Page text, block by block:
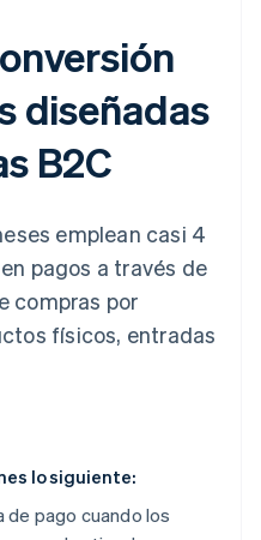
diseñadas
B2C
emplean casi 4
pagos a través de
compras por
físicos, entradas
lo siguiente:
pago cuando los